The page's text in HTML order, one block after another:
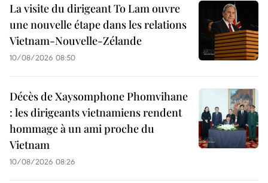
La visite du dirigeant To Lam ouvre
une nouvelle étape dans les relations
Vietnam-Nouvelle-Zélande
10/08/2026 08:50
Décès de Xaysomphone Phomvihane
: les dirigeants vietnamiens rendent
hommage à un ami proche du
Vietnam
10/08/2026 08:26